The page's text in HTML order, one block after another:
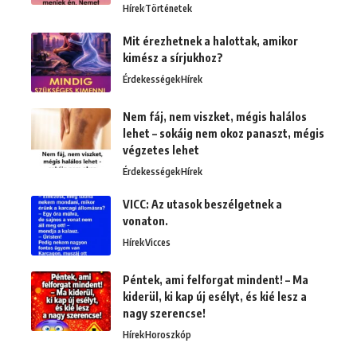
HírekTörténetek
Mit érezhetnek a halottak, amikor
kimész a sírjukhoz?
ÉrdekességekHírek
Nem fáj, nem viszket, mégis halálos
lehet – sokáig nem okoz panaszt, mégis
végzetes lehet
ÉrdekességekHírek
VICC: Az utasok beszélgetnek a
vonaton.
HírekVicces
Péntek, ami felforgat mindent! – Ma
kiderül, ki kap új esélyt, és kié lesz a
nagy szerencse!
HírekHoroszkóp